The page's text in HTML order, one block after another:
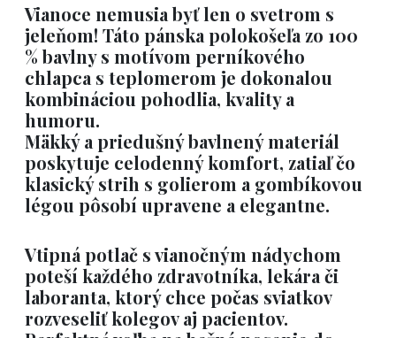
Vianoce nemusia byť len o svetrom s
jeleňom! Táto pánska polokošeľa zo 100
% bavlnys motívom perníkového
chlapca s teplomerom je dokonalou
kombináciou pohodlia, kvality a
humoru.
Mäkký a priedušný bavlnený materiál
poskytuje celodenný komfort, zatiaľ čo
klasickýstrih s golierom a gombíkovou
légou pôsobí upravene a elegantne.
Vtipná potlač s vianočným nádychom
poteší každého zdravotníka, lekára či
laboranta, ktorý chce počas sviatkov
rozveseliť kolegov aj pacientov.